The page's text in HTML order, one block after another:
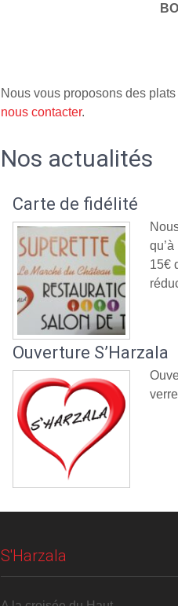
Nous vous proposons des
nous contacter.
Nos actualités
Carte de fidélité
15€
Ouverture S’Harzala
S'Harzala